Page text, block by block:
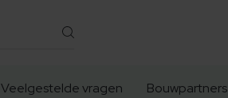
Veelgestelde vragen Bouwpartners